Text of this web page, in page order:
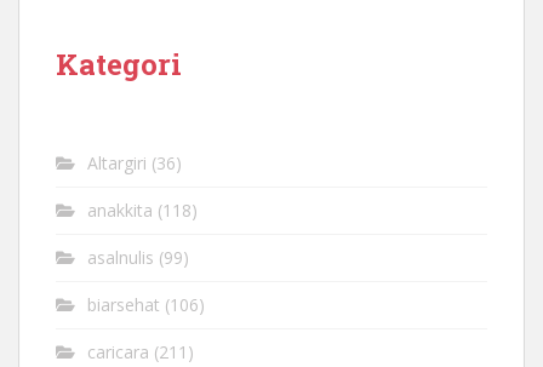
Kategori
Altargiri (36)
anakkita (118)
asalnulis (99)
biarsehat (106)
caricara (211)